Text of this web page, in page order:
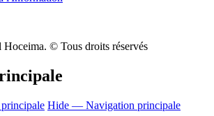
Hide — Navigation principale